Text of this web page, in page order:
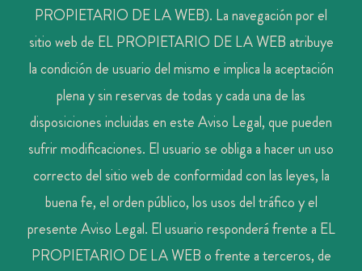
PROPIETARIO DE LA WEB). La navegación por el
sitio web de EL PROPIETARIO DE LA WEB atribuye
la condición de usuario del mismo e implica la aceptación
plena y sin reservas de todas y cada una de las
disposiciones incluidas en este Aviso Legal, que pueden
sufrir modificaciones. El usuario se obliga a hacer un uso
correcto del sitio web de conformidad con las leyes, la
buena fe, el orden público, los usos del tráfico y el
presente Aviso Legal. El usuario responderá frente a EL
PROPIETARIO DE LA WEB o frente a terceros, de